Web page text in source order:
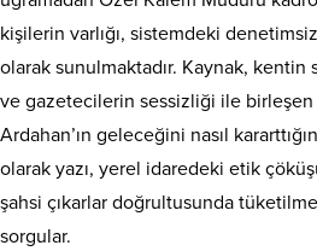
kişilerin varlığı, sistemdeki
olarak sunulmaktadır. Kaynak, kentin
ve gazetecilerin sessizliği ile
Ardahan’ın geleceğini nasıl
olarak yazı, yerel idaredeki etik
şahsi çıkarlar doğrultusunda
sorgular.